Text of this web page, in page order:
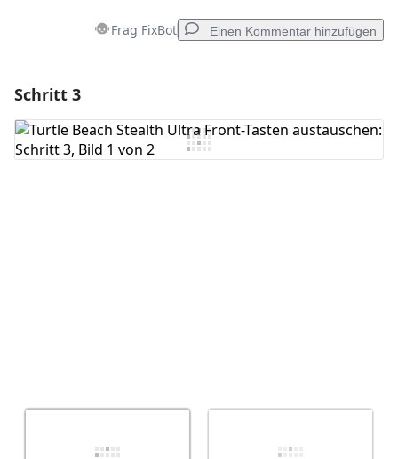
Frag FixBot Einen Kommentar hinzufügen
Kommentar hinzufügen
Schritt 3